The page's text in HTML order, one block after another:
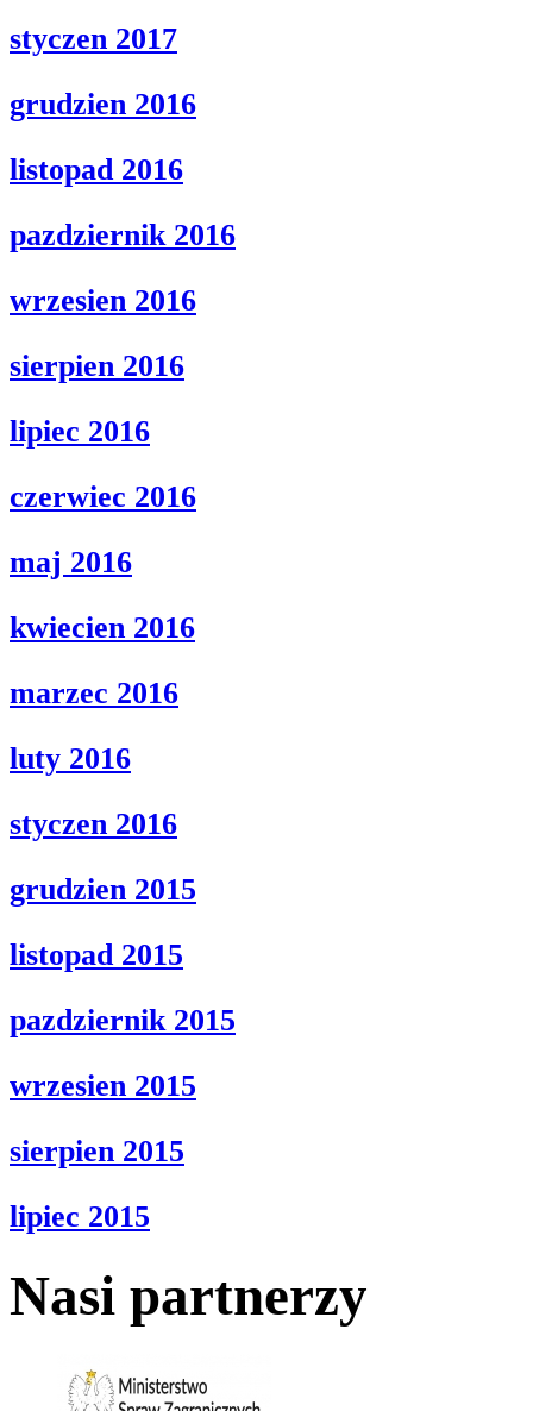
styczen 2017
grudzien 2016
listopad 2016
pazdziernik 2016
wrzesien 2016
sierpien 2016
lipiec 2016
czerwiec 2016
maj 2016
kwiecien 2016
marzec 2016
luty 2016
styczen 2016
grudzien 2015
listopad 2015
pazdziernik 2015
wrzesien 2015
sierpien 2015
lipiec 2015
Nasi partnerzy